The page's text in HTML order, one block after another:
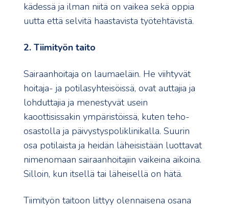
kädessä ja ilman niitä on vaikea sekä oppia
uutta että selvitä haastavista työtehtävistä.
2. Tiimityön taito
Sairaanhoitaja on laumaeläin. He viihtyvät
hoitaja- ja potilasyhteisöissä, ovat auttajia ja
lohduttajia ja menestyvät usein
kaoottisissakin ympäristöissä, kuten teho-
osastolla ja päivystyspoliklinikalla. Suurin
osa potilaista ja heidän läheisistään luottavat
nimenomaan sairaanhoitajiin vaikeina aikoina.
Silloin, kun itsellä tai läheisellä on hätä.
Tiimityön taitoon liittyy olennaisena osana